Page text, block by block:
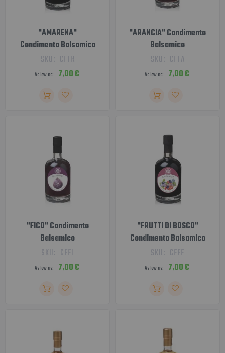
"AMARENA"
Condimento Balsamico
SKU: CFFR
As low as 7,00 €
"ARANCIA" Condimento
Balsamico
SKU: CFFA
As low as 7,00 €
"FICO" Condimento
Balsamico
SKU: CFFI
As low as 7,00 €
"FRUTTI DI BOSCO"
Condimento Balsamico
SKU: CFFF
As low as 7,00 €